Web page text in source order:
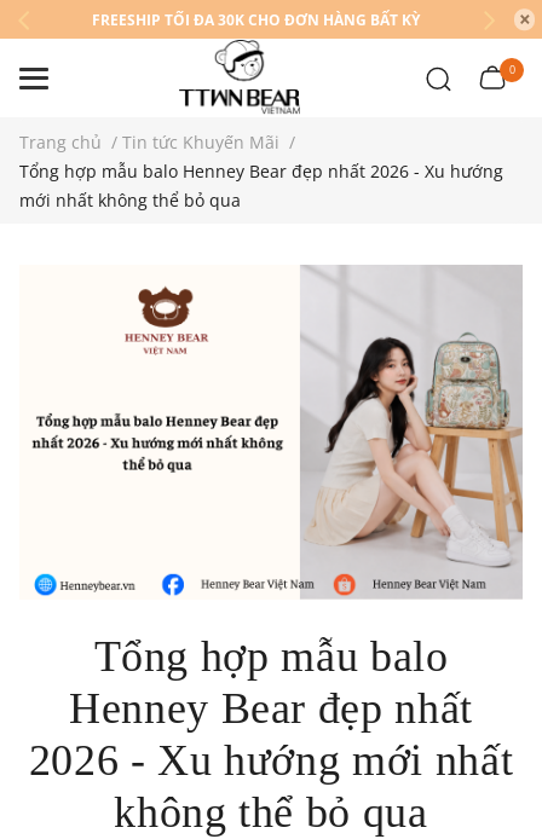
FREESHIP TỐI ĐA 30K CHO ĐƠN HÀNG BẤT KỲ
0
Trang chủ / Tin tức Khuyến Mãi /
Tổng hợp mẫu balo Henney Bear đẹp nhất 2026 - Xu hướng
mới nhất không thể bỏ qua
Tổng hợp mẫu balo
Henney Bear đẹp nhất
2026 - Xu hướng mới nhất
không thể bỏ qua